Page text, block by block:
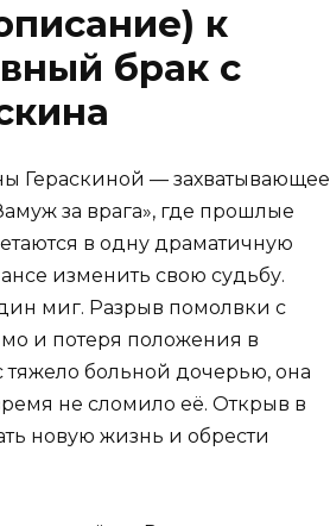
к
брак с
Гераскиной — захватывающее
за врага», где прошлые
в одну драматичную
изменить свою судьбу.
миг. Разрыв помолвки с
и потеря положения в
тяжело больной дочерью, она
не сломило её. Открыв в
новую жизнь и обрести